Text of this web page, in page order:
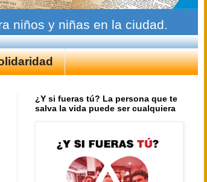
niños y niñas en la ciudad.
¿Y si fueras tú? La persona que te
salva la vida puede ser cualquiera